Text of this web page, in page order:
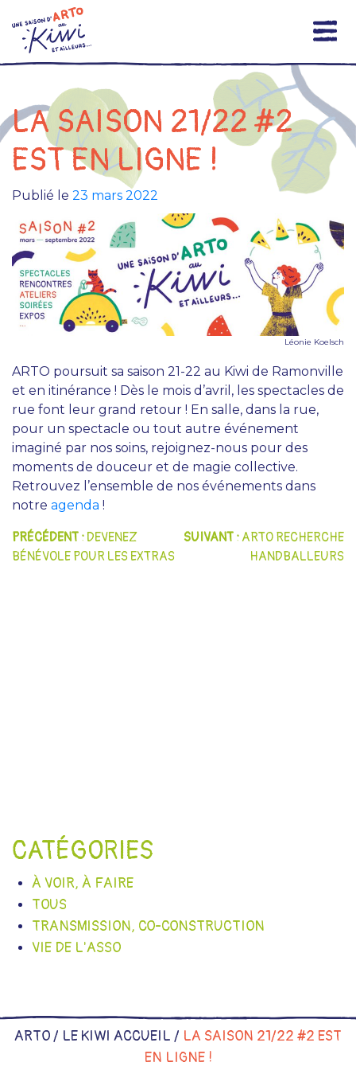
to
content
AGENDA
VOUS + NOUS
LA SAISON 21/22 #2
EST EN LIGNE !
Publié le 23 mars 2022
Léonie Koelsch
ARTO poursuit sa saison 21-22 au Kiwi de Ramonville
et en itinérance ! Dès le mois d’avril, les spectacles de
rue font leur grand retour ! En salle, dans la rue,
pour un spectacle ou tout autre événement
imaginé par nos soins, rejoignez-nous pour des
moments de douceur et de magie collective.
Retrouvez l’ensemble de nos événements dans
notre agenda !
NAVIGATION
PRÉCÉDENT : DEVENEZ
BÉNÉVOLE POUR LES EXTRAS
SUIVANT :ARTO RECHERCHE
HANDBALLEURS
CATÉGORIES
À VOIR, À FAIRE
TOUS
TRANSMISSION, CO-CONSTRUCTION
VIE DE L'ASSO
ARTO / LE KIWI ACCUEIL / LA SAISON 21/22 #2 EST
EN LIGNE !